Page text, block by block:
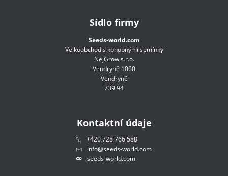
Sídlo firmy
Seeds-world.com
Velkoobchod s konopnými semínky
NejGrow s.r.o.
Vendryně 1060
Vendryně
739 94
Kontaktní údaje
+420 728 766 588
info@seeds-world.com
seeds-world.com